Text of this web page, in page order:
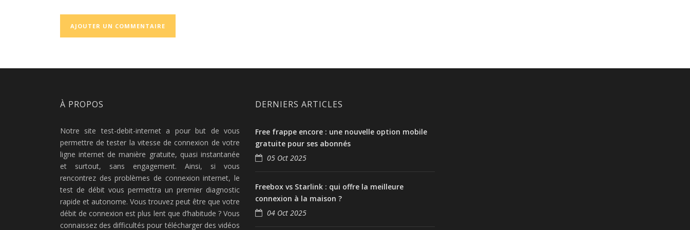
À PROPOS
Notre site test-debit-internet a pour but de vous
permettre de tester la vitesse de connexion de votre
ligne internet de manière gratuite, quasi instantanée
et surtout, sans engagement. Ainsi, si vous
rencontrez des problèmes de connexion internet, le
test de débit vous permettra un premier diagnostic
rapide et autonome. Vous trouvez peut être que votre
débit de connexion est plus lent que d’habitude ? Vous
connaissez des difficultés pour télécharger des vidéos
DERNIERS ARTICLES
Free frappe encore : une nouvelle option mobile
gratuite pour ses abonnés
05 Oct 2025
Freebox vs Starlink : qui offre la meilleure
connexion à la maison ?
04 Oct 2025